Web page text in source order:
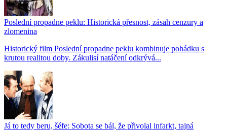
Poslední propadne peklu: Historická přesnost, zásah cenzury a
zlomenina
Historický film Poslední propadne peklu kombinuje pohádku s
krutou realitou doby. Zákulisí natáčení odkrývá...
Já to tedy beru, šéfe: Sobota se bál, že přivolal infarkt, tajná